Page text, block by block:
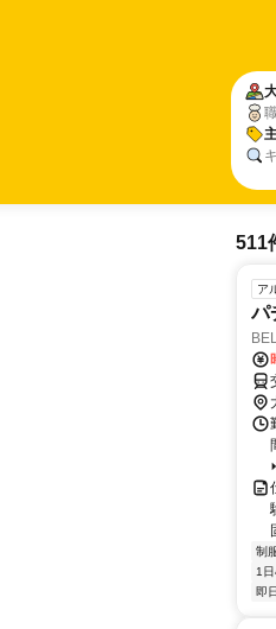
511
ア
パ
制
1
即